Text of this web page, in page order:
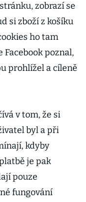
zobrazí se
si zboží z košíku
ho tam
Facebook poznal,
prohlížel a cíleně
v tom, že si
byl a při
kdyby
je pak
pouze
fungování